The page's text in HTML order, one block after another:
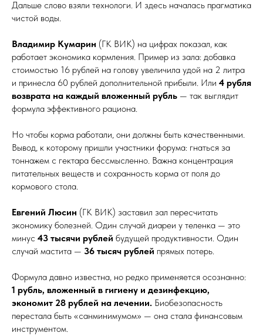
Дальше слово взяли технологи. И здесь началась прагматика
чистой воды.
Владимир Кумарин (ГК ВИК) на цифрах показал, как
работает экономика кормления. Пример из зала: добавка
стоимостью 16 рублей на голову увеличила удой на 2 литра
и принесла 60 рублей дополнительной прибыли. Или 4 рубля
возврата на каждый вложенный рубль — так выглядит
формула эффективного рациона.
Но чтобы корма работали, они должны быть качественными.
Вывод, к которому пришли участники форума: гнаться за
тоннажем с гектара бессмысленно. Важна концентрация
питательных веществ и сохранность корма от поля до
кормового стола.
Евгений Люсин (ГК ВИК) заставил зал пересчитать
экономику болезней. Один случай диареи у теленка — это
минус 43 тысячи рублей будущей продуктивности. Один
случай мастита — 36 тысяч рублей прямых потерь.
Формула давно известна, но редко применяется осознанно:
1 рубль, вложенный в гигиену и дезинфекцию,
экономит 28 рублей на лечении. Биобезопасность
перестала быть «санминимумом» — она стала финансовым
инструментом.